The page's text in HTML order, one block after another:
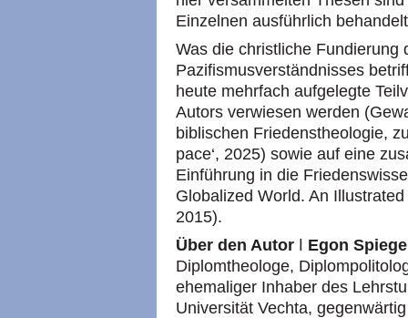
Einzelnen ausführlich
Was die christliche Fundierung
Pazifismusverständnisses
heute mehrfach aufgelegte
Autors verwiesen werden
biblischen Friedenstheologie,
pace‘, 2025) sowie auf eine
Einführung in die
Globalized World. An
2015).
Über den Autor
Egon
Diplomtheologe,
ehemaliger Inhaber des
Universität Vechta,